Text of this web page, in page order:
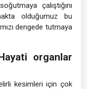
çalıştığını
olduğumuz bu
dengede tutmaya
organlar
kesimleri için çok